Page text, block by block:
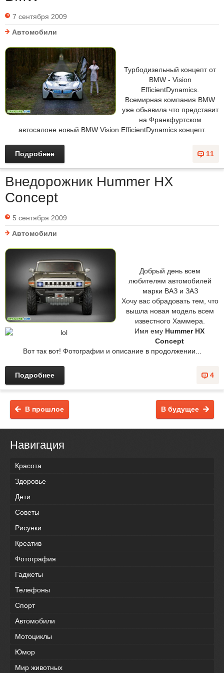
7 сентября 2009
Автомобили
Турбодизельный концепт от
BMW - Vision
EfficientDynamics.
Всемирная компания BMW
уже обьявила что представит
на Франкфуртском
автосалоне новый BMW Vision EfficientDynamics концепт.
11
Подробнее
Внедорожник Hummer HX
Concept
5 сентября 2009
Автомобили
Добрый день всем
любителям автомобилей
марки ВАЗ и ЗАЗ
Хочу вас обрадовать тем, что
вышла новая модель всем
известного Хаммера.
Имя ему Hummer HX
Concept
Вот так вот! Фотографии и описание в продолжении...
4
Подробнее
В будущее
В прошлое
Навигация
Красота
Здоровье
Дети
Советы
Рисунки
Креатив
Фотография
Гаджеты
Телефоны
Спорт
Автомобили
Мотоциклы
Юмор
Мир животных